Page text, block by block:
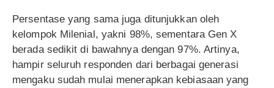
Persentase yang sama juga ditunjukkan oleh
kelompok Milenial, yakni 98%, sementara Gen X
berada sedikit di bawahnya dengan 97%. Artinya,
hampir seluruh responden dari berbagai generasi
mengaku sudah mulai menerapkan kebiasaan yang